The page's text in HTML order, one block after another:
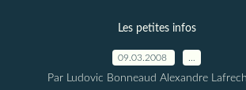
Les petites infos
09.03.2008
Par Ludovic Bonneaud Alexandre